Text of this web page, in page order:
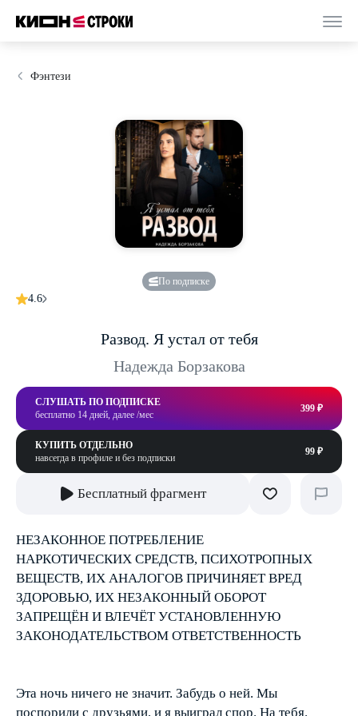
Фэнтези
По подписке
4.6
Развод. Я устал от тебя
Надежда Борзакова
СЛУШАТЬ ПО ПОДПИСКЕ
бесплатно 14 дней, далее /мес
399 ₽
КУПИТЬ ОТДЕЛЬНО
навсегда в профиле и без подписки
99 ₽
Бесплатный фрагмент
НЕЗАКОННОЕ ПОТРЕБЛЕНИЕ
НАРКОТИЧЕСКИХ СРЕДСТВ, ПСИХОТРОПНЫХ
ВЕЩЕСТВ, ИХ АНАЛОГОВ ПРИЧИНЯЕТ ВРЕД
ЗДОРОВЬЮ, ИХ НЕЗАКОННЫЙ ОБОРОТ
ЗАПРЕЩЁН И ВЛЕЧЁТ УСТАНОВЛЕННУЮ
ЗАКОНОДАТЕЛЬСТВОМ ОТВЕТСТВЕННОСТЬ
Эта ночь ничего не значит. Забудь о ней. Мы
поспорили с друзьями, и я выиграл спор. На тебя.